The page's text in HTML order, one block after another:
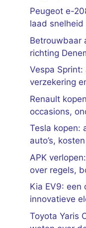
Peugeot e-
laad snelheid
Betrouwbaar
richting
Vespa
verzekering
Renault
occasions,
Tesla kopen:
auto’s,
APK
over regels,
Kia EV9: een
innovatieve
Toyota Yaris